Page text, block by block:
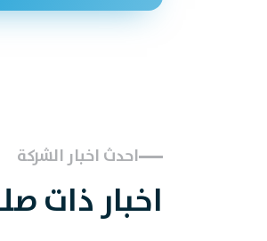
احدث اخبار الشركة
اخبار ذات